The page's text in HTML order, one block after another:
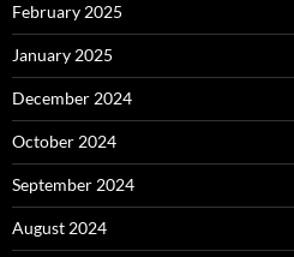
February 2025
January 2025
December 2024
October 2024
September 2024
August 2024